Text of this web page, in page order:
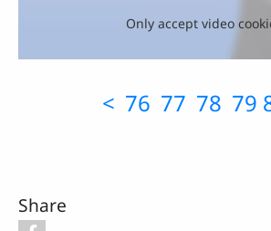
Only accept video
< 76 77 78 79
Share